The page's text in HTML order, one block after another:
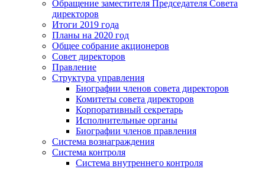
Обращение заместителя Председателя Совета
директоров
Итоги 2019 года
Планы на 2020 год
Общее собрание акционеров
Совет директоров
Правление
Структура управления
Биографии членов совета директоров
Комитеты совета директоров
Корпоративный секретарь
Исполнительные органы
Биографии членов правления
Система вознаграждения
Система контроля
Система внутреннего контроля